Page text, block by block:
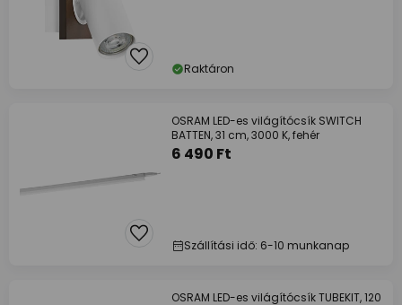
Raktáron
OSRAM LED-es világítócsík SWITCH
BATTEN, 31 cm, 3000 K, fehér
6 490 Ft
Szállítási idő: 6-10 munkanap
OSRAM LED-es világítócsík TUBEKIT, 120